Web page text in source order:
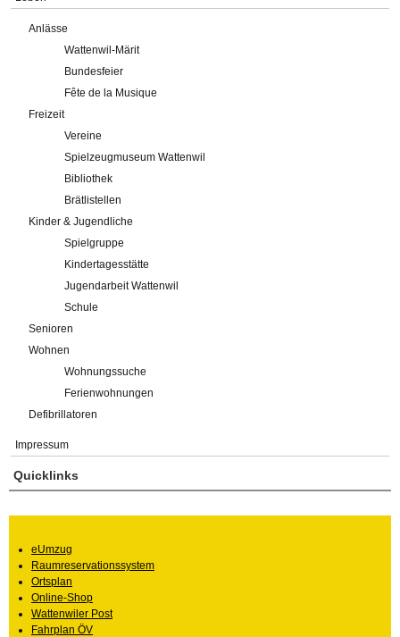
Anlässe
Wattenwil-Märit
Bundesfeier
Fête de la Musique
Freizeit
Vereine
Spielzeugmuseum Wattenwil
Bibliothek
Brätlistellen
Kinder & Jugendliche
Spielgruppe
Kindertagesstätte
Jugendarbeit Wattenwil
Schule
Senioren
Wohnen
Wohnungssuche
Ferienwohnungen
Defibrillatoren
Impressum
Quicklinks
eUmzug
Raumreservationssystem
Ortsplan
Online-Shop
Wattenwiler Post
Fahrplan ÖV